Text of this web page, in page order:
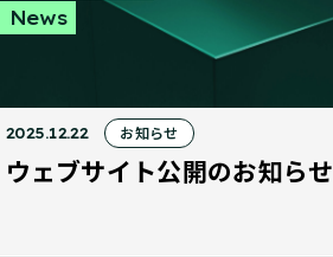
News
2025.12.22 お知らせ
ウェブサイト公開のお知らせ